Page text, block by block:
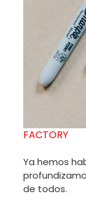
FACTORY
Ya hemos
de todos.